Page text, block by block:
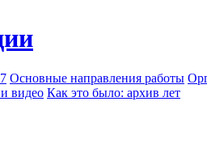
Основные направления работы
видео Как это было: архив лет